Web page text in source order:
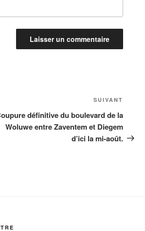
suivant
SUIVANT
définitive du boulevard de la
Woluwe entre Zaventem et Diegem
d’ici la mi-août.